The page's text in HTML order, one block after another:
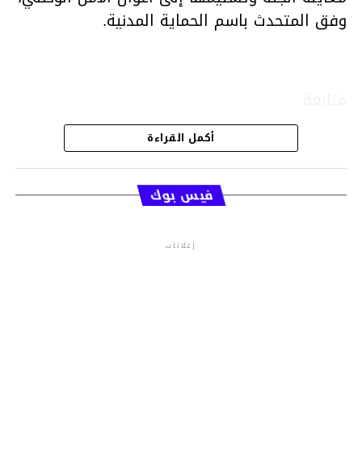
وفق المتحدث باسم الحماية المدنية.
قسم الاخبار
أكمل القراءة
فيس بوك
إعلانات